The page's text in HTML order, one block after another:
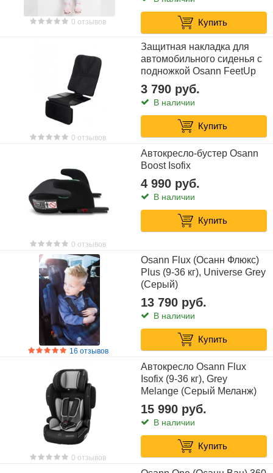
0 отзывов Купить
0 отзывов
Защитная накладка для
автомобильного сиденья с
подножкой Osann FeetUp
3 790 руб.
В наличии
Купить
0 отзывов
Автокресло-бустер Osann
Boost Isofix
4 990 руб.
В наличии
Купить
16 отзывов
Osann Flux (Осанн Флюкс)
Plus (9-36 кг), Universe Grey
(Серый)
13 790 руб.
В наличии
Купить
0 отзывов
Автокресло Osann Flux
Isofix (9-36 кг), Grey
Melange (Серый Меланж)
15 990 руб.
В наличии
Купить